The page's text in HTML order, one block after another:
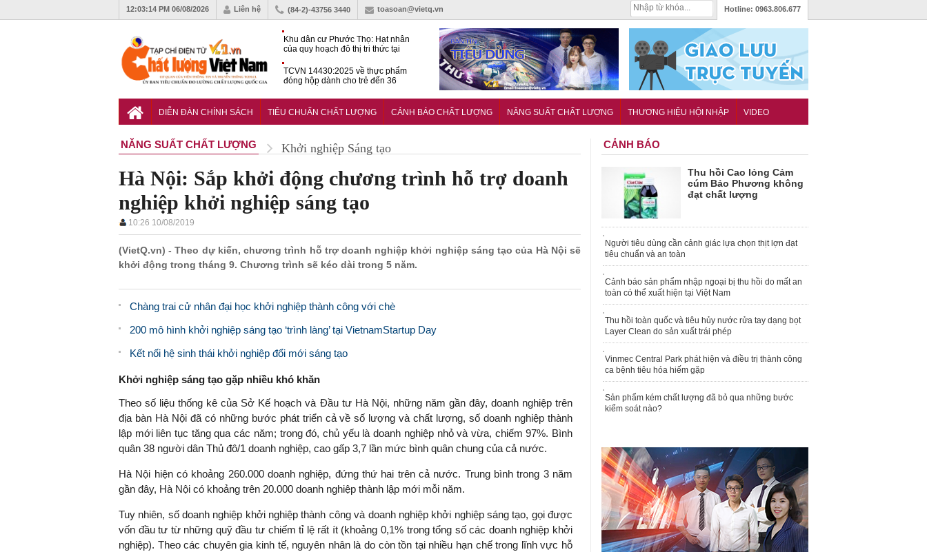
12:03:15 PM 06/08/2026 Liên hệ (84-2)-43756 3440 toasoan@vietq.vn Hotline: 0963.806.677
Khu dân cư Phước Thọ: Hạt nhân
của quy hoạch đô thị tri thức tại
TCVN 14430:2025 về thực phẩm
đóng hộp dành cho trẻ đến 36
chống nứt của hỗn hợp bê tông
DIỄN ĐÀN CHÍNH SÁCH TIÊU CHUẨN CHẤT LƯỢNG CẢNH BÁO CHẤT LƯỢNG NĂNG SUẤT CHẤT LƯỢNG THƯƠNG HIỆU HỘI NHẬP VIDEO
NĂNG SUẤT CHẤT LƯỢNG Khởi nghiệp Sáng tạo
Hà Nội: Sắp khởi động chương trình hỗ trợ doanh
nghiệp khởi nghiệp sáng tạo
10:26 10/08/2019
(VietQ.vn) - Theo dự kiến, chương trình hỗ trợ doanh nghiệp khởi nghiệp sáng tạo của Hà Nội sẽ
khởi động trong tháng 9. Chương trình sẽ kéo dài trong 5 năm.
Chàng trai cử nhân đại học khởi nghiệp thành công với chè
200 mô hình khởi nghiệp sáng tạo ‘trình làng’ tại VietnamStartup Day
Kết nối hệ sinh thái khởi nghiệp đổi mới sáng tạo
Khởi nghiệp sáng tạo gặp nhiều khó khăn
Theo số liệu thống kê của Sở Kế hoạch và Đầu tư Hà Nội, những năm gần đây, doanh nghiệp trên
địa bàn Hà Nội đã có những bước phát triển cả về số lượng và chất lượng, số doanh nghiệp thành
lập mới liên tục tăng qua các năm; trong đó, chủ yếu là doanh nghiệp nhỏ và vừa, chiếm 97%. Bình
quân 38 người dân Thủ đô/1 doanh nghiệp, cao gấp 3,7 lần mức bình quân chung của cả nước.
Hà Nội hiện có khoảng 260.000 doanh nghiệp, đứng thứ hai trên cả nước. Trung bình trong 3 năm
gần đây, Hà Nội có khoảng trên 20.000 doanh nghiệp thành lập mới mỗi năm.
Tuy nhiên, số doanh nghiệp khởi nghiệp thành công và doanh nghiệp khởi nghiệp sáng tạo, gọi được
vốn đầu tư từ những quỹ đầu tư chiếm tỉ lệ rất ít (khoảng 0,1% trong tổng số các doanh nghiệp khởi
nghiệp). Theo các chuyên gia kinh tế, nguyên nhân là do còn tồn tại nhiều hạn chế trong lĩnh vực hỗ
CẢNH BÁO
Thu hồi Cao lỏng Cảm
cúm Bảo Phương không
đạt chất lượng
Người tiêu dùng cần cảnh giác lựa chọn thịt lợn đạt
tiêu chuẩn và an toàn
Cảnh báo sản phẩm nhập ngoại bị thu hồi do mất an
toàn có thể xuất hiện tại Việt Nam
Thu hồi toàn quốc và tiêu hủy nước rửa tay dạng bọt
Layer Clean do sản xuất trái phép
Vinmec Central Park phát hiện và điều trị thành công
ca bệnh tiêu hóa hiếm gặp
Sản phẩm kém chất lượng đã bỏ qua những bước
kiểm soát nào?